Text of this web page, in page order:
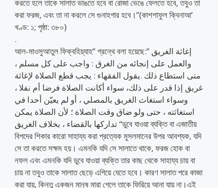
করতে হলে তাকে সালাত ভাঙতে হবে বা রোজা ভেঙে ফেলতে হবে, তবুও তা
করা ফরজ, এবং তা না করলে সে গুনাহগার হবে।”(কাশশাফুল ক্বিনাআ’
খণ্ড: ১; পৃষ্ঠা: ৩৮০)
.
আল-মাওসুআতুল ফিক্বহিয়্যাহ” গ্রন্থে বলা হয়েছে:” إغاثة الغريق
والعمل على إنجائه من الغرق : واجب على كل مسلم ،
متى استطاع ذلك .يقول الفقهاء : يجب قطع الصلاة لإغاثة
غريق إذا قدر على ذلك، سواء أكانت الصلاة فرضا أم نفلا ،
وسواء استغاث الغريق بالمصلي ، أو لم يعيّن أحدا في
استغاثته ، حتى ولو ضاق وقت الصلاة ؛ لأن الصلاة يمكن
تداركها بالقضاء ، بخلاف الغريق “ডুবে যাওয়া ব্যক্তি বা এজাতীয়
বিপদের শিকার কারো সাহায্য করা প্রত্যেক মুসলমানের উপর আবশ্যক, যদি
সে তা করতে সক্ষম হয়। এমনকি যদি সে সালাতে থাকে, ফরজ হোক বা
নফল এবং এমনকি যদি ডুবে যাওয়া ব্যক্তি তার কাছ থেকে সাহায্য চায় বা
চায় না তবুও তাকে সালাত ছেড়ে এগিয়ে যেতে হবে। কারণ সালাত পরে কাজা
করা যায়, কিন্তু একজন মানুষ মারা গেলে তাকে ফিরিয়ে আনা যায় না।এই